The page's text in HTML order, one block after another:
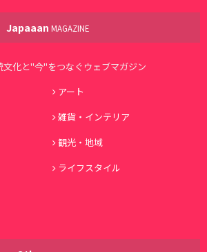
Japaaan MAGAZINE
文化と"今"をつなぐウェブマガジン
アート
雑貨・インテリア
観光・地域
ライフスタイル